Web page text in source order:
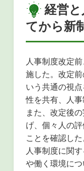
経営
てから新
人事制度改定
施した。改定
いう共通の視
性を共有、人事
また、改定後
げ、 個々人の
ことを確認した
人事制度に関
や働く環境につ